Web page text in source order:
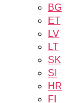
BG
ET
LV
LT
SK
SI
HR
FI